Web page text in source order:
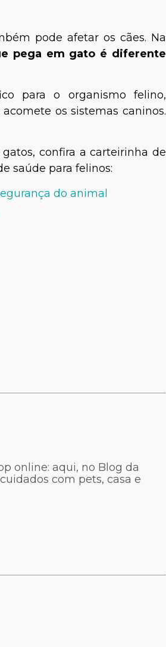
pode afetar os cães. Na
pega em gato é diferente
para o organismo felino,
os sistemas caninos.
confira a carteirinha de
saúde para felinos:
do animal
online: aqui, no Blog da
com pets, casa e